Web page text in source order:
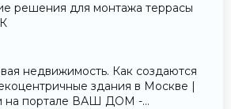
решения для монтажа террасы
недвижимость. Как создаются
здания в Москве |
на портале ВАШ ДОМ -